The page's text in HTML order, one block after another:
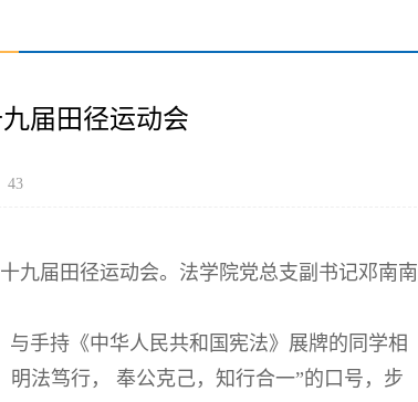
届田径运动会
43
九届田径运动会。法学院党总支副书记邓南南
手持《中华人民共和国宪法》展牌的同学相
明法笃行， 奉公克己，知行合一”的口号，步